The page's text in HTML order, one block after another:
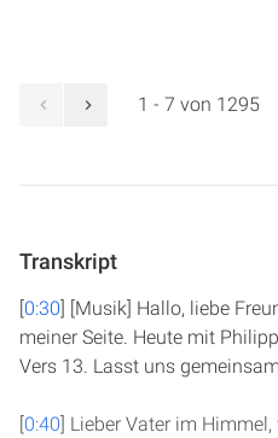
1 - 7 von 1295
Transkript
[0:30] [Musik] Hallo, liebe
meiner Seite. Heute mit
Vers 13. Lasst uns
[0:40] Lieber Vater im